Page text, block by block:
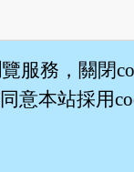
服務，關閉
意本站採用